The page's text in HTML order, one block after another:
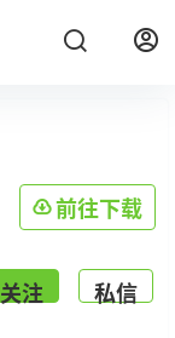
前往下载
关注 私信